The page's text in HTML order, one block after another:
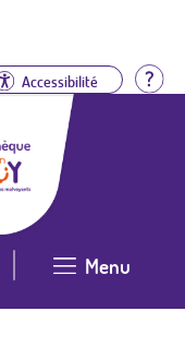
Accessibilité
Menu